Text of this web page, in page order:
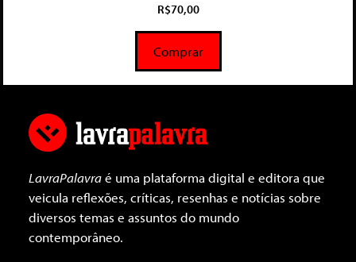
5
R$70,00
Comprar
LavraPalavraé uma plataforma digital e editora que
veicula reflexões, críticas, resenhas e notícias sobre
diversos temas e assuntos do mundo
contemporâneo.